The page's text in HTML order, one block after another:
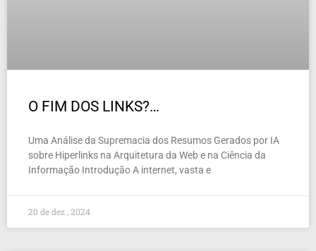
O FIM DOS LINKS?…
Uma Análise da Supremacia dos Resumos Gerados por IA
sobre Hiperlinks na Arquitetura da Web e na Ciência da
Informação Introdução A internet, vasta e
20 de dez , 2024